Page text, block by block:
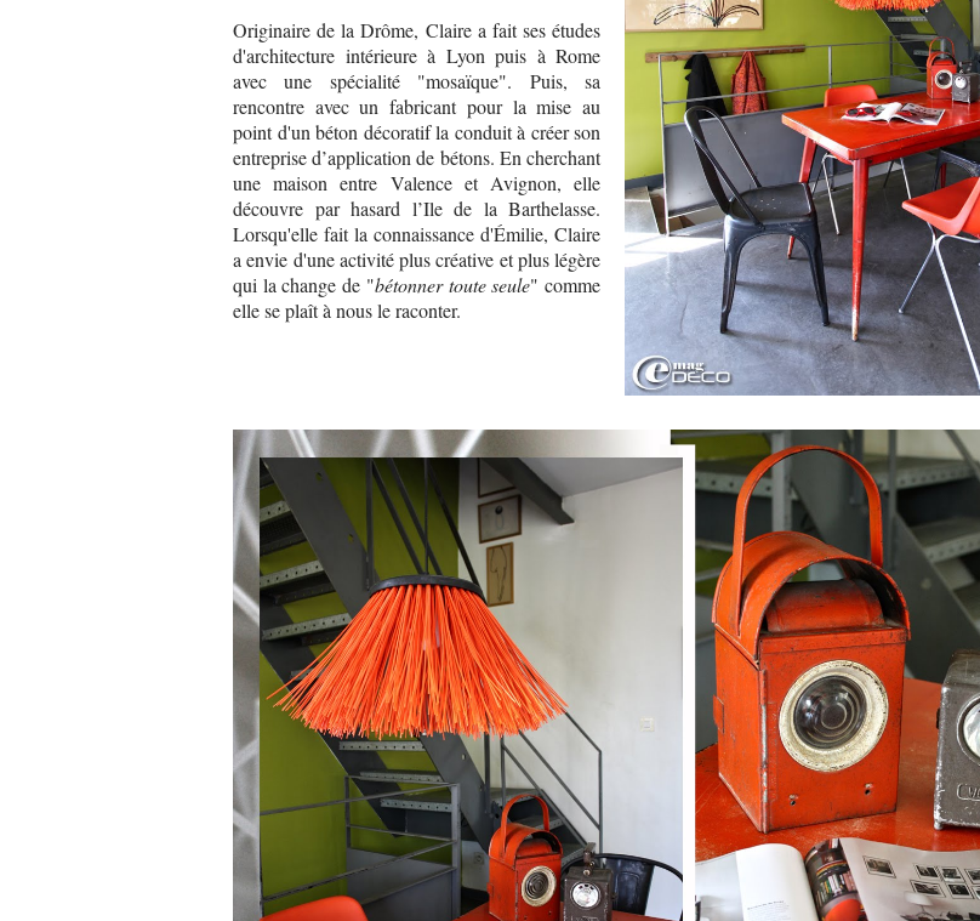
Originaire de la Drôme, Claire a fait ses études
d'architecture intérieure à Lyon puis à Rome
avec une spécialité "mosaïque". Puis, sa
rencontre avec un fabricant pour la mise au
point d'un béton décoratif la conduit à créer son
entreprise d’application de bétons. En cherchant
une maison entre Valence et Avignon, elle
découvre par hasard l’Ile de la Barthelasse.
Lorsqu'elle fait la connaissance d'Émilie, Claire
a envie d'une activité plus créative et plus légère
qui la change de "bétonner toute seule" comme
elle se plaît à nous le raconter.